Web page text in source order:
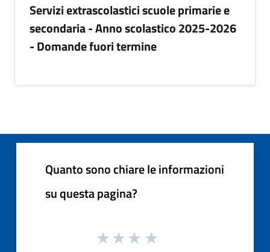
Servizi extrascolastici scuole primarie e
secondaria - Anno scolastico 2025-2026
- Domande fuori termine
Quanto sono chiare le informazioni
su questa pagina?